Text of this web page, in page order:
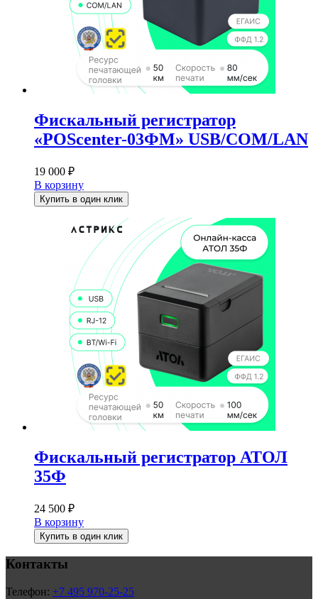
Фискальный регистратор
«POScenter-03ФМ» USB/COM/LAN
19 000 ₽
В корзину
Купить в один клик
Фискальный регистратор АТОЛ
35Ф
24 500 ₽
В корзину
Купить в один клик
Контакты
Телефон: +7 495 970-25-25